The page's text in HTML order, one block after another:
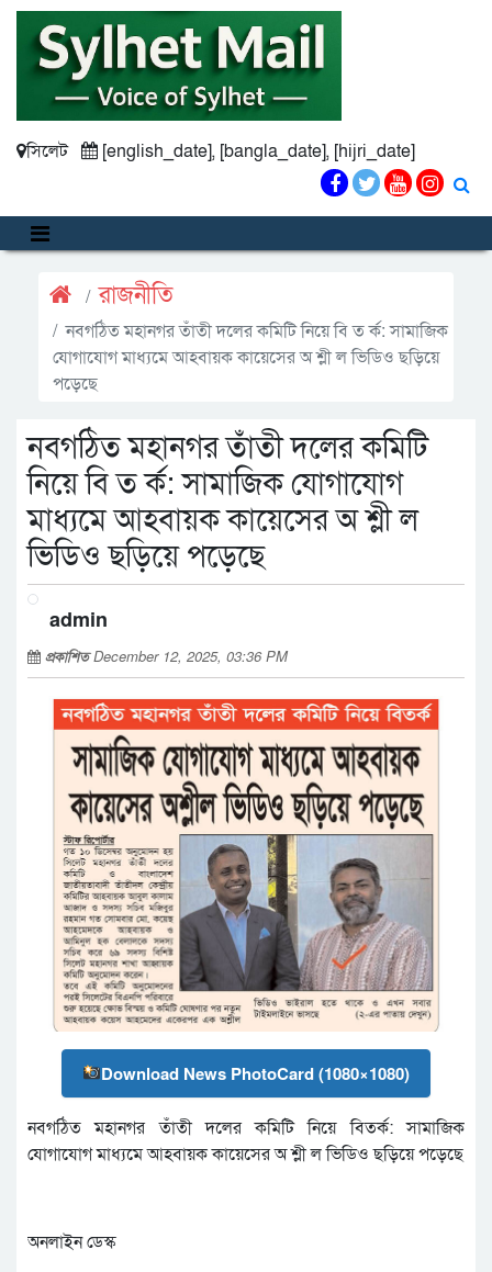
সিলেট [english_date], [bangla_date], [hijri_date]
রাজনীতি
নবগঠিত মহানগর তাঁতী দলের কমিটি নিয়ে বি ত র্ক: সামাজিক
যোগাযোগ মাধ্যমে আহবায়ক কায়েসের অ শ্লী ল ভিডিও ছড়িয়ে
পড়েছে
নবগঠিত মহানগর তাঁতী দলের কমিটি
নিয়ে বি ত র্ক: সামাজিক যোগাযোগ
মাধ্যমে আহবায়ক কায়েসের অ শ্লী ল
ভিডিও ছড়িয়ে পড়েছে
admin
প্রকাশিতDecember 12, 2025, 03:36 PM
Download News PhotoCard (1080×1080)
নবগঠিত মহানগর তাঁতী দলের কমিটি নিয়ে বিতর্ক: সামাজিক
যোগাযোগ মাধ্যমে আহবায়ক কায়েসের অ শ্লী ল ভিডিও ছড়িয়ে পড়েছে
অনলাইন ডেস্ক